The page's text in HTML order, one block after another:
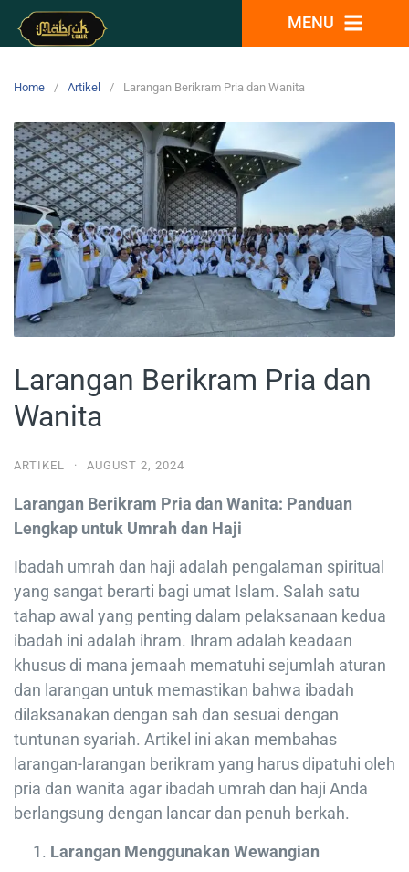
MENU
Home Artikel Larangan Berikram Pria dan Wanita
Larangan Berikram Pria dan
Wanita
ARTIKEL · AUGUST 2, 2024
Larangan Berikram Pria dan Wanita: Panduan
Lengkap untuk Umrah dan Haji
Ibadah umrah dan haji adalah pengalaman spiritual
yang sangat berarti bagi umat Islam. Salah satu
tahap awal yang penting dalam pelaksanaan kedua
ibadah ini adalah ihram. Ihram adalah keadaan
khusus di mana jemaah mematuhi sejumlah aturan
dan larangan untuk memastikan bahwa ibadah
dilaksanakan dengan sah dan sesuai dengan
tuntunan syariah. Artikel ini akan membahas
larangan-larangan berikram yang harus dipatuhi oleh
pria dan wanita agar ibadah umrah dan haji Anda
berlangsung dengan lancar dan penuh berkah.
Larangan Menggunakan Wewangian